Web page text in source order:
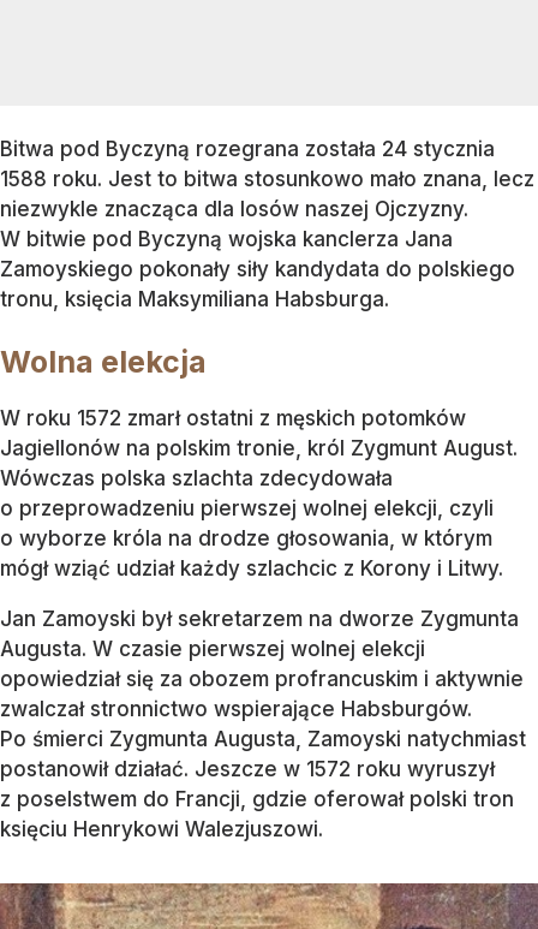
Bitwa pod Byczyną rozegrana została 24 stycznia
1588 roku. Jest to bitwa stosunkowo mało znana, lecz
niezwykle znacząca dla losów naszej Ojczyzny.
W bitwie pod Byczyną wojska kanclerza Jana
Zamoyskiego pokonały siły kandydata do polskiego
tronu, księcia Maksymiliana Habsburga.
Wolna elekcja
W roku 1572 zmarł ostatni z męskich potomków
Jagiellonów na polskim tronie, król Zygmunt August.
Wówczas polska szlachta zdecydowała
o przeprowadzeniu pierwszej wolnej elekcji, czyli
o wyborze króla na drodze głosowania, w którym
mógł wziąć udział każdy szlachcic z Korony i Litwy.
Jan Zamoyski był sekretarzem na dworze Zygmunta
Augusta. W czasie pierwszej wolnej elekcji
opowiedział się za obozem profrancuskim i aktywnie
zwalczał stronnictwo wspierające Habsburgów.
Po śmierci Zygmunta Augusta, Zamoyski natychmiast
postanowił działać. Jeszcze w 1572 roku wyruszył
z poselstwem do Francji, gdzie oferował polski tron
księciu Henrykowi Walezjuszowi.